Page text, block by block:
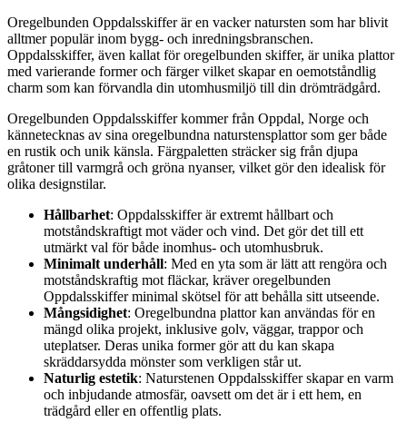
Oregelbunden Oppdalsskiffer är en vacker natursten som har blivit
alltmer populär inom bygg- och inredningsbranschen.
Oppdalsskiffer, även kallat för oregelbunden skiffer, är unika plattor
med varierande former och färger vilket skapar en oemotståndlig
charm som kan förvandla din utomhusmiljö till din drömträdgård.
Oregelbunden Oppdalsskiffer kommer från Oppdal, Norge och
kännetecknas av sina oregelbundna naturstensplattor som ger både
en rustik och unik känsla. Färgpaletten sträcker sig från djupa
gråtoner till varmgrå och gröna nyanser, vilket gör den idealisk för
olika designstilar.
Hållbarhet: Oppdalsskiffer är extremt hållbart och
motståndskraftigt mot väder och vind. Det gör det till ett
utmärkt val för både inomhus- och utomhusbruk.
Minimalt underhåll: Med en yta som är lätt att rengöra och
motståndskraftig mot fläckar, kräver oregelbunden
Oppdalsskiffer minimal skötsel för att behålla sitt utseende.
Mångsidighet: Oregelbundna plattor kan användas för en
mängd olika projekt, inklusive golv, väggar, trappor och
uteplatser. Deras unika former gör att du kan skapa
skräddarsydda mönster som verkligen står ut.
Naturlig estetik: Naturstenen Oppdalsskiffer skapar en varm
och inbjudande atmosfär, oavsett om det är i ett hem, en
trädgård eller en offentlig plats.